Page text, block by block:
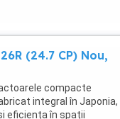
(24.7 CP) Nou,
compacte
integral în Japonia,
eficiența în spații